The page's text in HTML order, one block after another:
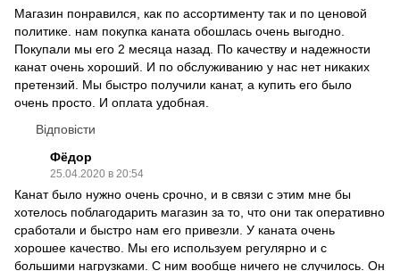
Магазин понравился, как по ассортименту так и по ценовой
политике. нам покупка каната обошлась очень выгодно.
Покупали мы его 2 месяца назад. По качеству и надежности
канат очень хороший. И по обслуживанию у нас нет никаких
претензий. Мы быстро получили канат, а купить его было
очень просто. И оплата удобная.
Відповісти
Фёдор
25.04.2020 в 20:54
Канат было нужно очень срочно, и в связи с этим мне бы
хотелось поблагодарить магазин за то, что они так оперативно
сработали и быстро нам его привезли. У каната очень
хорошее качество. Мы его используем регулярно и с
большими нагрузками. С ним вообще ничего не случилось. Он